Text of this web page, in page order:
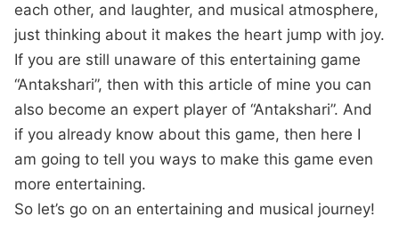
each other, and laughter, and musical atmosphere,
just thinking about it makes the heart jump with joy.
If you are still unaware of this entertaining game
“Antakshari”, then with this article of mine you can
also become an expert player of “Antakshari”. And
if you already know about this game, then here I
am going to tell you ways to make this game even
more entertaining.
So let’s go on an entertaining and musical journey!